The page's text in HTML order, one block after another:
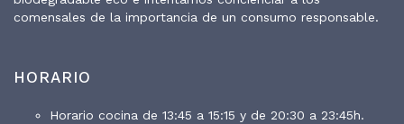
comensales de la importancia de un consumo responsable.
HORARIO
Horario cocina de 13:45 a 15:15 y de 20:30 a 23:45h.